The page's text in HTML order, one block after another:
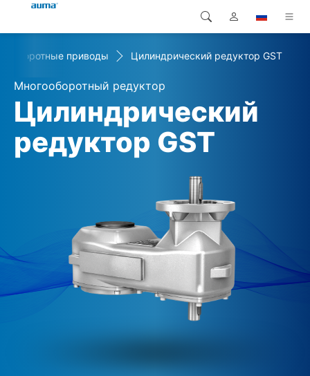
Продукция
Решения
Загрузки
Global
Европа
Азия и Тихий океан
Северная Америка
Поискприводы Цилиндрический редуктор GST
Многооборотный редуктор
Цилиндрический
редуктор GST